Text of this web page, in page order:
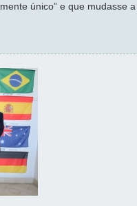
único” e que mudasse a